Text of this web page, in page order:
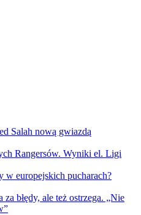
Salah nową gwiazdą
Rangersów. Wyniki el. Ligi
w europejskich pucharach?
błędy, ale też ostrzega. „Nie